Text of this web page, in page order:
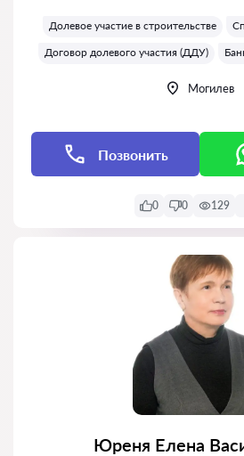
Долевое участие в строительстве
Договор долевого участия (ДДУ)
Могилев
Позвонить
0 0 129
Юреня Елена